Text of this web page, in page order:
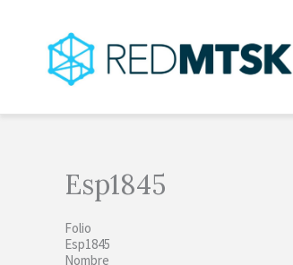
contenido
Esp1845
Folio
Esp1845
Nombre